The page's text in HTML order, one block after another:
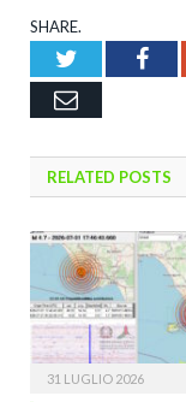
SHARE.
Twitter
Email
RELATED POSTS
31 LUGLIO 2026